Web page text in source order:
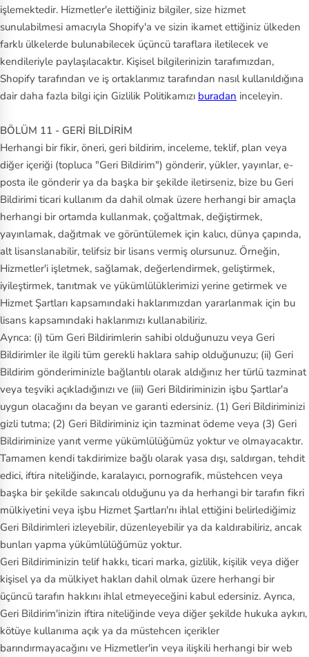
işlemektedir. Hizmetler'e ilettiğiniz bilgiler, size hizmet
sunulabilmesi amacıyla Shopify'a ve sizin ikamet ettiğiniz ülkeden
farklı ülkelerde bulunabilecek üçüncü taraflara iletilecek ve
kendileriyle paylaşılacaktır. Kişisel bilgilerinizin tarafımızdan,
Shopify tarafından ve iş ortaklarımız tarafından nasıl kullanıldığına
dair daha fazla bilgi için Gizlilik Politikamızı buradan inceleyin.
BÖLÜM 11 - GERİ BİLDİRİM
Herhangi bir fikir, öneri, geri bildirim, inceleme, teklif, plan veya
diğer içeriği (topluca "Geri Bildirim") gönderir, yükler, yayınlar, e-
posta ile gönderir ya da başka bir şekilde iletirseniz, bize bu Geri
Bildirimi ticari kullanım da dahil olmak üzere herhangi bir amaçla
herhangi bir ortamda kullanmak, çoğaltmak, değiştirmek,
yayınlamak, dağıtmak ve görüntülemek için kalıcı, dünya çapında,
alt lisanslanabilir, telifsiz bir lisans vermiş olursunuz. Örneğin,
Hizmetler'i işletmek, sağlamak, değerlendirmek, geliştirmek,
iyileştirmek, tanıtmak ve yükümlülüklerimizi yerine getirmek ve
Hizmet Şartları kapsamındaki haklarımızdan yararlanmak için bu
lisans kapsamındaki haklarımızı kullanabiliriz.
Ayrıca: (i) tüm Geri Bildirimlerin sahibi olduğunuzu veya Geri
Bildirimler ile ilgili tüm gerekli haklara sahip olduğunuzu; (ii) Geri
Bildirim gönderiminizle bağlantılı olarak aldığınız her türlü tazminat
veya teşviki açıkladığınızı ve (iii) Geri Bildiriminizin işbu Şartlar'a
uygun olacağını da beyan ve garanti edersiniz. (1) Geri Bildiriminizi
gizli tutma; (2) Geri Bildiriminiz için tazminat ödeme veya (3) Geri
Bildiriminize yanıt verme yükümlülüğümüz yoktur ve olmayacaktır.
Tamamen kendi takdirimize bağlı olarak yasa dışı, saldırgan, tehdit
edici, iftira niteliğinde, karalayıcı, pornografik, müstehcen veya
başka bir şekilde sakıncalı olduğunu ya da herhangi bir tarafın fikri
mülkiyetini veya işbu Hizmet Şartları'nı ihlal ettiğini belirlediğimiz
Geri Bildirimleri izleyebilir, düzenleyebilir ya da kaldırabiliriz, ancak
bunları yapma yükümlülüğümüz yoktur.
Geri Bildiriminizin telif hakkı, ticari marka, gizlilik, kişilik veya diğer
kişisel ya da mülkiyet hakları dahil olmak üzere herhangi bir
üçüncü tarafın hakkını ihlal etmeyeceğini kabul edersiniz. Ayrıca,
Geri Bildirim'inizin iftira niteliğinde veya diğer şekilde hukuka aykırı,
kötüye kullanıma açık ya da müstehcen içerikler
barındırmayacağını ve Hizmetler'in veya ilişkili herhangi bir web